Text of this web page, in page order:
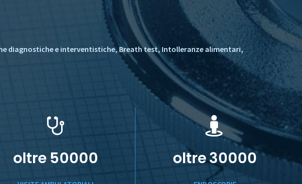
diagnostiche e interventistiche, Breath test, Intolleranze alimentari,
oltre50000 oltre30000